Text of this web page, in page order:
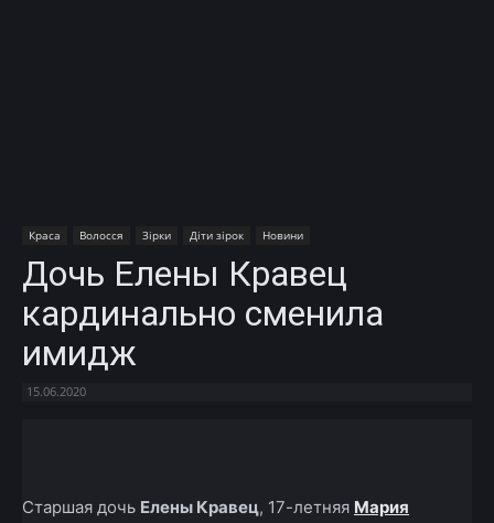
Краса Волосся Зірки Діти зірок Новини
Дочь Елены Кравец
кардинально сменила
имидж
15.06.2020
Старшая дочь Елены Кравец, 17-летняя Мария